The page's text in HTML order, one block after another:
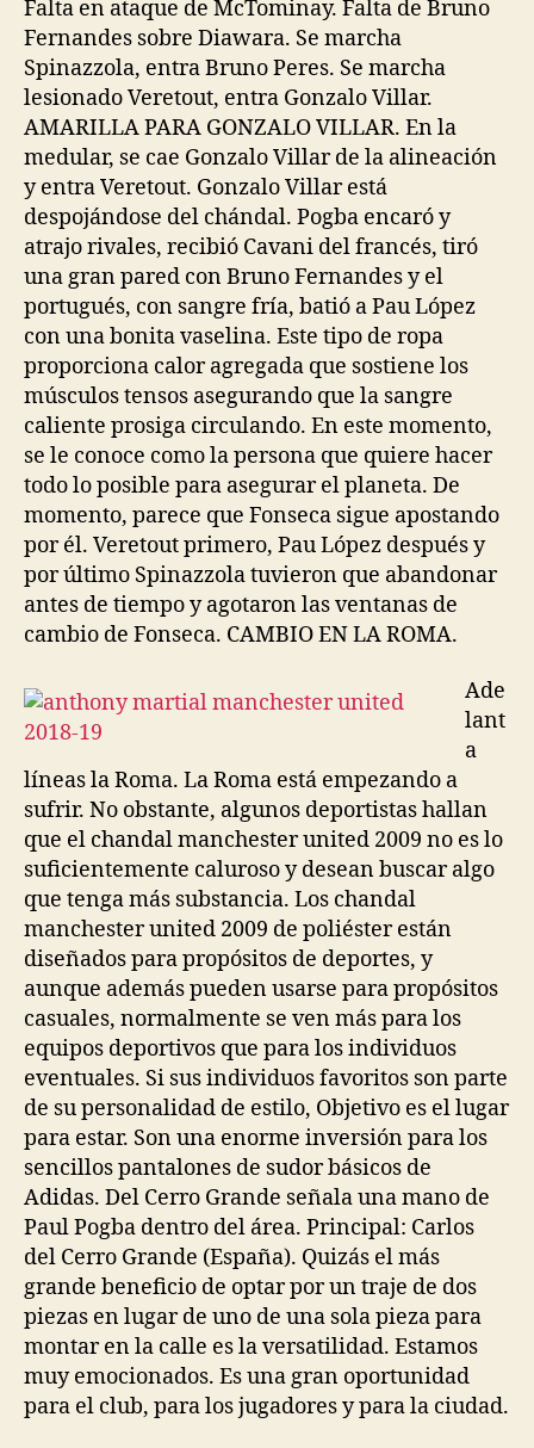
Falta en ataque de McTominay. Falta de Bruno
Fernandes sobre Diawara. Se marcha
Spinazzola, entra Bruno Peres. Se marcha
lesionado Veretout, entra Gonzalo Villar.
AMARILLA PARA GONZALO VILLAR. En la
medular, se cae Gonzalo Villar de la alineación
y entra Veretout. Gonzalo Villar está
despojándose del chándal. Pogba encaró y
atrajo rivales, recibió Cavani del francés, tiró
una gran pared con Bruno Fernandes y el
portugués, con sangre fría, batió a Pau López
con una bonita vaselina. Este tipo de ropa
proporciona calor agregada que sostiene los
músculos tensos asegurando que la sangre
caliente prosiga circulando. En este momento,
se le conoce como la persona que quiere hacer
todo lo posible para asegurar el planeta. De
momento, parece que Fonseca sigue apostando
por él. Veretout primero, Pau López después y
por último Spinazzola tuvieron que abandonar
antes de tiempo y agotaron las ventanas de
cambio de Fonseca. CAMBIO EN LA ROMA.
Ade
lant
a
líneas la Roma. La Roma está empezando a
sufrir. No obstante, algunos deportistas hallan
que el chandal manchester united 2009 no es lo
suficientemente caluroso y desean buscar algo
que tenga más substancia. Los chandal
manchester united 2009 de poliéster están
diseñados para propósitos de deportes, y
aunque además pueden usarse para propósitos
casuales, normalmente se ven más para los
equipos deportivos que para los individuos
eventuales. Si sus individuos favoritos son parte
de su personalidad de estilo, Objetivo es el lugar
para estar. Son una enorme inversión para los
sencillos pantalones de sudor básicos de
Adidas. Del Cerro Grande señala una mano de
Paul Pogba dentro del área. Principal: Carlos
del Cerro Grande (España). Quizás el más
grande beneficio de optar por un traje de dos
piezas en lugar de uno de una sola pieza para
montar en la calle es la versatilidad. Estamos
muy emocionados. Es una gran oportunidad
para el club, para los jugadores y para la ciudad.